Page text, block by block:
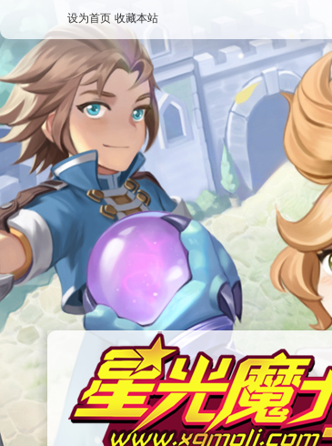
设为首页 收藏本站